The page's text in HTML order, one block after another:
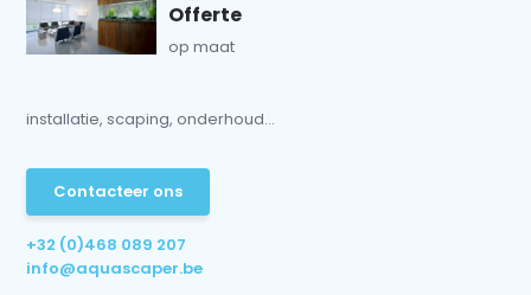
Offerte
op maat
installatie, scaping, onderhoud...
Contacteer ons
+32 (0)468 089 207
info@aquascaper.be